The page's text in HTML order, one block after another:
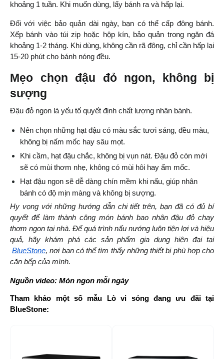
khoảng 1 tuần. Khi muốn dùng, lấy bánh ra và hấp lại.
Đối với việc bảo quản dài ngày, bạn có thể cấp đông bánh.
Xếp bánh vào túi zip hoặc hộp kín, bảo quản trong ngăn đá
khoảng 1-2 tháng. Khi dùng, không cần rã đông, chỉ cần hấp lại
15-20 phút cho bánh nóng đều.
Mẹo chọn đậu đỏ ngon, không bị
sượng
Đậu đỏ ngon là yếu tố quyết định chất lượng nhân bánh.
Nên chọn những hạt đậu có màu sắc tươi sáng, đều màu,
không bị nấm mốc hay sâu mọt.
Khi cầm, hạt đậu chắc, không bị vụn nát. Đậu đỏ còn mới
sẽ có mùi thơm nhẹ, không có mùi hôi hay ẩm mốc.
Hạt đậu ngon sẽ dễ dàng chín mềm khi nấu, giúp nhân
bánh có độ mịn màng và không bị sượng.
Hy vọng với những hướng dẫn chi tiết trên, bạn đã có đủ bí
quyết để làm thành công món bánh bao nhân đậu đỏ chay
thơm ngon tại nhà. Để quá trình nấu nướng luôn tiện lợi và hiệu
quả, hãy khám phá các sản phẩm gia dụng hiện đại tại
BlueStone, nơi bạn có thể tìm thấy những thiết bị phù hợp cho
căn bếp của mình.
Nguồn video: Món ngon mỗi ngày
Tham khảo một số mẫu Lò vi sóng đang ưu đãi tại
BlueStone: